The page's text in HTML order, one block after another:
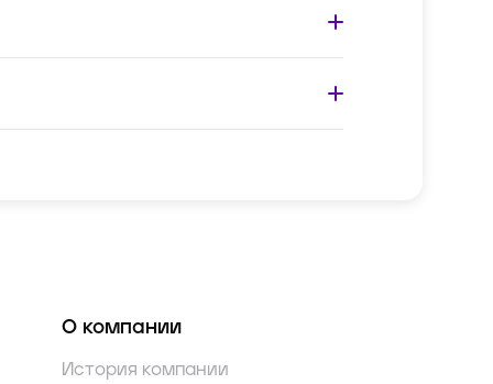
О компании
История компании